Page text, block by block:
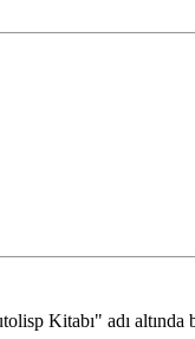
Kitabı" adı altında